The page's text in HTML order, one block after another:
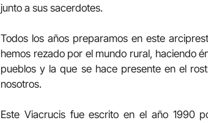
junto a sus sacerdotes.
Todos los años preparamos en este
hemos rezado por el mundo rural, haciendo
pueblos y la que se hace presente en el
nosotros.
Este Viacrucis fue escrito en el año 1990